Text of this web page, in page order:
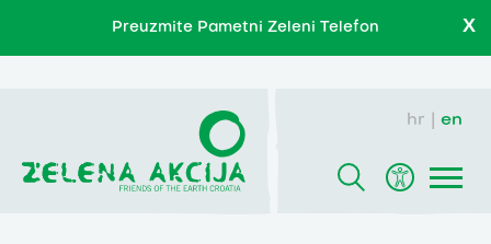
Preuzmite Pametni Zeleni Telefon X
hr en